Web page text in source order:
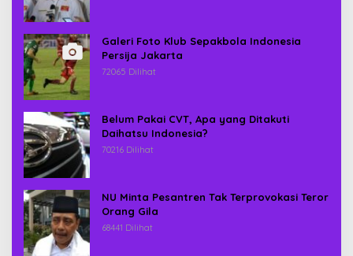
Galeri Foto Klub Sepakbola Indonesia
Persija Jakarta
72065 Dilihat
Belum Pakai CVT, Apa yang Ditakuti
Daihatsu Indonesia?
70216 Dilihat
NU Minta Pesantren Tak Terprovokasi Teror
Orang Gila
68441 Dilihat